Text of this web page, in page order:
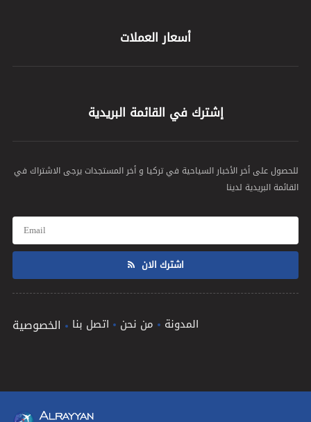
أسعار العملات
إشترك في القائمة البريدية
للحصول على أخر الأخبار السياحية في تركيا و أخر المستجدات يرجى الاشتراك في
القائمة البريدية لدينا
اشترك الان
الخصوصية اتصل بنا من نحن المدونة